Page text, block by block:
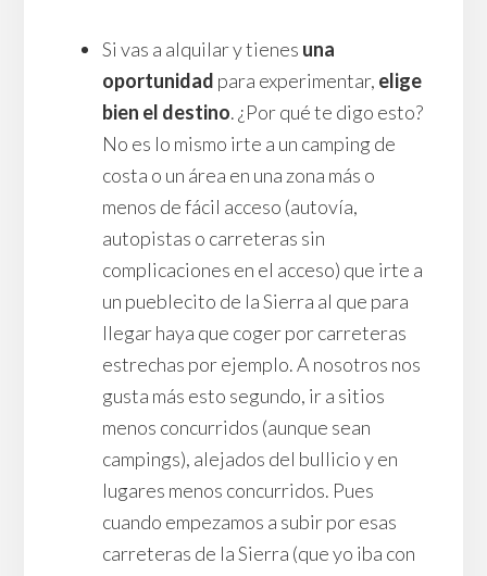
Si vas a alquilar y tienes una
oportunidad para experimentar, elige
bien el destino. ¿Por qué te digo esto?
No es lo mismo irte a un camping de
costa o un área en una zona más o
menos de fácil acceso (autovía,
autopistas o carreteras sin
complicaciones en el acceso) que irte a
un pueblecito de la Sierra al que para
llegar haya que coger por carreteras
estrechas por ejemplo. A nosotros nos
gusta más esto segundo, ir a sitios
menos concurridos (aunque sean
campings), alejados del bullicio y en
lugares menos concurridos. Pues
cuando empezamos a subir por esas
carreteras de la Sierra (que yo iba con